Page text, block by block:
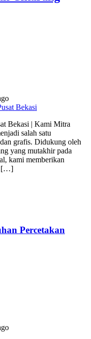
Bekasi | Kami Mitra
salah satu
grafis. Didukung oleh
yang mutakhir pada
kami memberikan
[…]
Percetakan